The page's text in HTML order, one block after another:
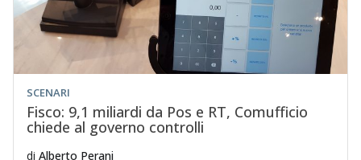
SCENARI
Fisco: 9,1 miliardi da Pos e RT, Comufficio
chiede al governo controlli
di Alberto Perani